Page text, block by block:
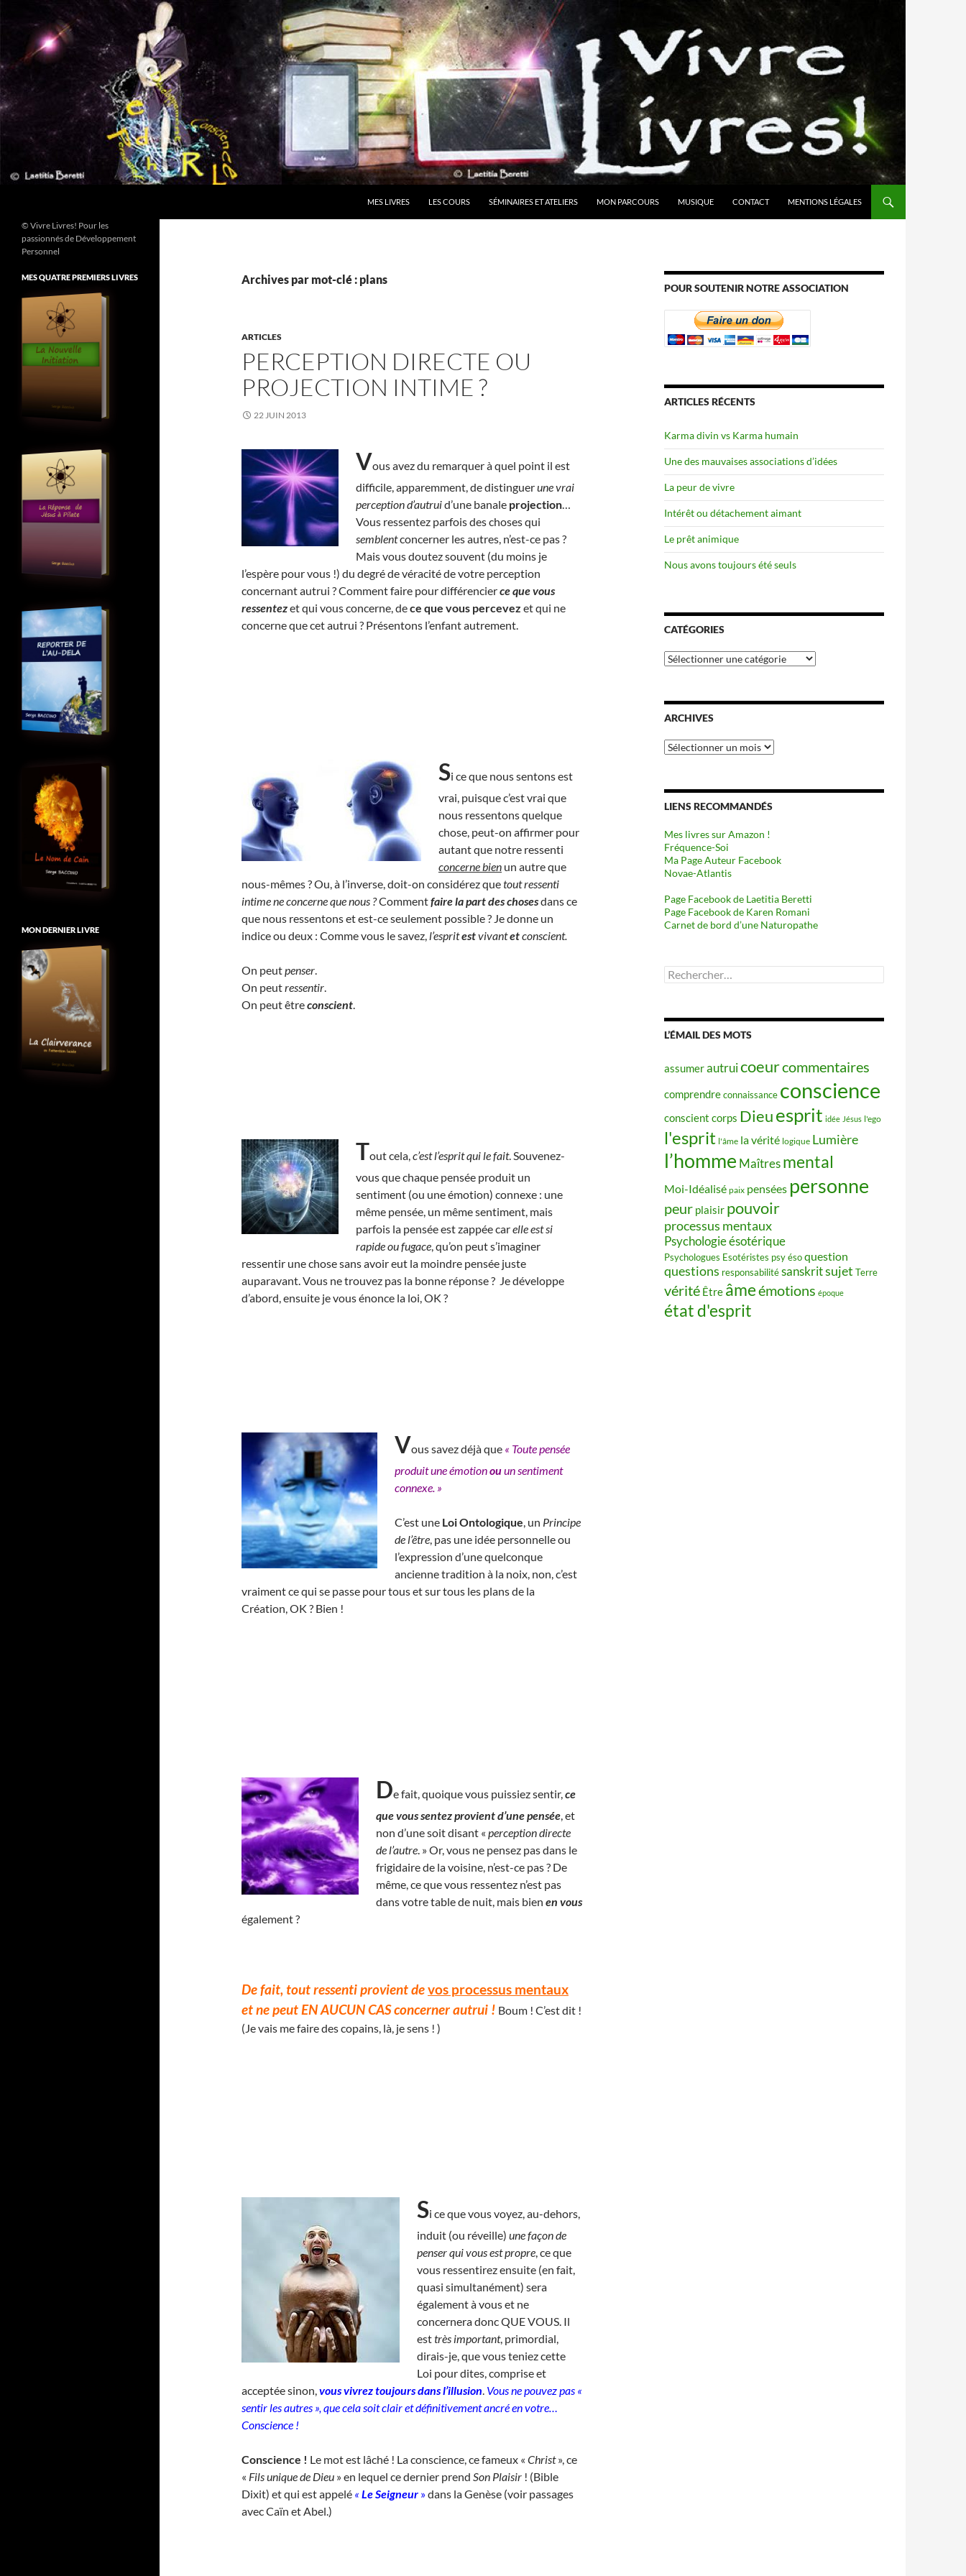
contenu
MES LIVRES LES COURS SÉMINAIRES ET ATELIERS MON PARCOURS MUSIQUE CONTACT MENTIONS LÉGALES
Archives par mot-clé : plans
ARTICLES
PERCEPTION DIRECTE OU
PROJECTION INTIME ?
22 JUIN 2013
Vous avez du remarquer à quel point il est
difficile, apparemment, de distinguerune vrai
perception d’autruid’une banale projection…
Vous ressentez parfois des choses qui
semblentconcerner les autres, n’est-ce pas ?
Mais vous doutez souvent (du moins je
l’espère pour vous !) du degré de véracité de votre perception
concernant autrui ? Comment faire pour différencierce que vous
ressentezet qui vous concerne, dece que vous percevez et qui ne
concerne que cet autrui ? Présentons l’enfant autrement.
Si ce que nous sentons est
vrai, puisque c’est vrai que
nous ressentons quelque
chose, peut-on affirmer pour
autant que notre ressenti
concerne bien un autre que
nous-mêmes ? Ou, à l’inverse, doit-on considérez quetout ressenti
intime ne concerne que nous ?Commentfaire la part des chosesdans ce
que nous ressentons et est-ce seulement possible ? Je donne un
indice ou deux : Comme vous le savez, l’espritestvivantetconscient.
On peutpenser.
On peutressentir.
On peut êtreconscient.
Tout cela,c’est l’esprit qui le fait. Souvenez-
vous que chaque pensée produit un
sentiment (ou une émotion) connexe : une
même pensée, un même sentiment, mais
parfois la pensée est zappée carelle est si
rapide ou fugace, qu’on peut s’imaginer
ressentir une chose sans avoir eut la moindre pensée juste
auparavant. Vous ne trouvez pas la bonne réponse ? Je développe
d’abord, ensuite je vous énonce la loi, OK ?
Vous savez déjà que « Toute pensée
produit une émotionouun sentiment
connexe. »
C’est une Loi Ontologique, un Principe
de l’être, pas une idée personnelle ou
l’expression d’une quelconque
ancienne tradition à la noix, non, c’est
vraiment ce qui se passe pour tous et sur tous les plans de la
Création, OK ? Bien !
De fait, quoique vous puissiez sentir,ce
que vous sentez provient d’une pensée, et
non d’une soit disant « perception directe
de l’autre. » Or, vous ne pensez pas dans le
frigidaire de la voisine, n’est-ce pas ? De
même, ce que vous ressentez n’est pas
dans votre table de nuit, mais bien en vous
également ?
De fait, tout ressenti provient devos processus mentaux
et ne peut EN AUCUN CAS concerner autrui ! Boum ! C’est dit !
(Je vais me faire des copains, là, je sens ! )
Si ce que vous voyez, au-dehors,
induit (ou réveille) une façon de
penser qui vous est propre, ce que
vous ressentirez ensuite (en fait,
quasi simultanément) sera
également à vous et ne
concernera donc QUE VOUS. Il
esttrès important, primordial,
dirais-je, que vous teniez cette
Loi pour dites, comprise et
acceptée sinon,vous vivrez toujours dans l’illusion. Vous ne pouvez pas «
sentir les autres », que cela soit clair et définitivement ancré en votre…
Conscience !
Conscience ! Le mot est lâché ! La conscience, ce fameux « Christ», ce
« Fils unique de Dieu » en lequel ce dernier prend Son Plaisir ! (Bible
Dixit) et qui est appelé « Le Seigneur »dans la Genèse (voir passages
avec Caïn et Abel.)
POUR SOUTENIR NOTRE ASSOCIATION
ARTICLES RÉCENTS
Karma divin vs Karma humain
Une des mauvaises associations d’idées
La peur de vivre
Intérêt ou détachement aimant
Le prêt animique
Nous avons toujours été seuls
CATÉGORIES
Catégories
ARCHIVES
Archives
LIENS RECOMMANDÉS
Mes livres sur Amazon !
Fréquence-Soi
Ma Page Auteur Facebook
Novae-Atlantis
Page Facebook de Laetitia Beretti
Page Facebook de Karen Romani
Carnet de bord d’une Naturopathe
Rechercher :
L’ÉMAIL DES MOTS
assumerautruicoeurcommentaires
comprendreconnaissance conscience
conscient corps Dieuesprit idée Jésus l'ego
l'esprit l'âme la vérité logique Lumière
l’homme Maîtres mental
Moi-Idéalisé paix pensées personne
peur plaisir pouvoir
processus mentaux
Psychologie ésotérique
Psychologues Esotéristes psy ésoquestion
questions responsabilitésanskritsujet Terre
vérité Être âmeémotions époque
état d'esprit
© Vivre Livres! Pour les
passionnés de Développement
Personnel
MES QUATRE PREMIERS LIVRES
MON DERNIER LIVRE